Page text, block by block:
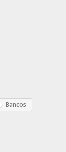
Bancos